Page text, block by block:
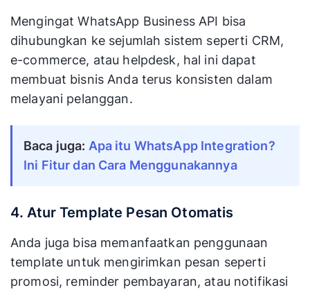
Mengingat WhatsApp Business API bisa
dihubungkan ke sejumlah sistem seperti CRM,
e-commerce, atau helpdesk, hal ini dapat
membuat bisnis Anda terus konsisten dalam
melayani pelanggan.
Baca juga: Apa itu WhatsApp Integration?
Ini Fitur dan Cara Menggunakannya
4. Atur Template Pesan Otomatis
Anda juga bisa memanfaatkan penggunaan
template untuk mengirimkan pesan seperti
promosi, reminder pembayaran, atau notifikasi